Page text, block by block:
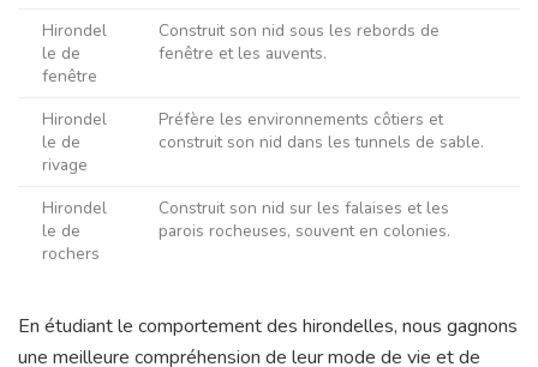
Hirondel
le de
fenêtre
Construit son nid sous les rebords de
fenêtre et les auvents.
Hirondel
le de
rivage
Préfère les environnements côtiers et
construit son nid dans les tunnels de sable.
Hirondel
le de
rochers
Construit son nid sur les falaises et les
parois rocheuses, souvent en colonies.
En étudiant le comportement des hirondelles, nous gagnons
une meilleure compréhension de leur mode de vie et de